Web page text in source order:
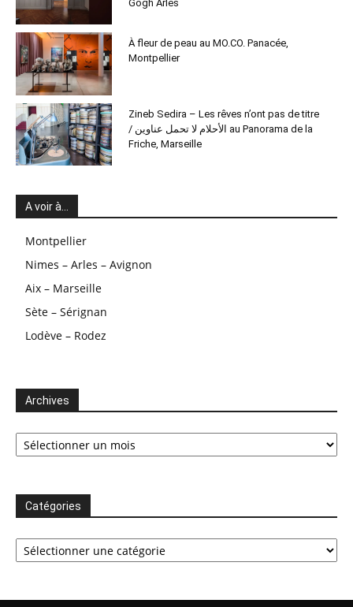
Gogh Arles
À fleur de peau au MO.CO. Panacée,
Montpellier
Zineb Sedira – Les rêves n’ont pas de titre
/ الأحلام لا تحمل عناوين au Panorama de la
Friche, Marseille
A voir à…
Montpellier
Nimes – Arles – Avignon
Aix – Marseille
Sète – Sérignan
Lodève – Rodez
Archives
Archives
Catégories
Catégories